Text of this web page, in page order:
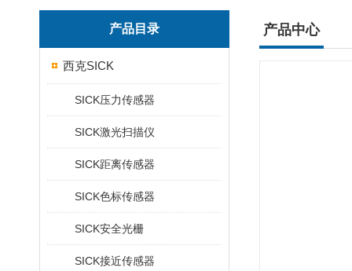
产品目录
西克SICK
SICK压力传感器
SICK激光扫描仪
SICK距离传感器
SICK色标传感器
SICK安全光栅
SICK接近传感器
产品中心